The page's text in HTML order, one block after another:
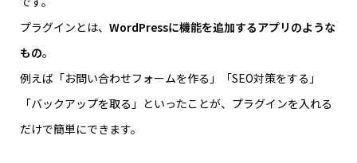
プラグインとは、 WordPressに機能を追加するアプリのような
もの。
例えば「お問い合わせフォームを作る」「SEO対策をする」
「バックアップを取る」といったことが、プラグインを入れる
だけで簡単にできます。